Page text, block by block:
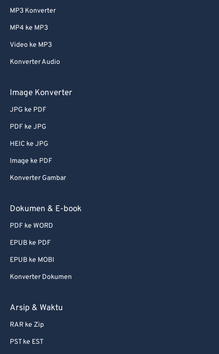
MP3 Konverter
MP4 ke MP3
Video ke MP3
Konverter Audio
Image Konverter
JPG ke PDF
PDF ke JPG
HEIC ke JPG
Image ke PDF
Konverter Gambar
Dokumen & E-book
PDF ke WORD
EPUB ke PDF
EPUB ke MOBI
Konverter Dokumen
Arsip & Waktu
RAR ke Zip
PST ke EST